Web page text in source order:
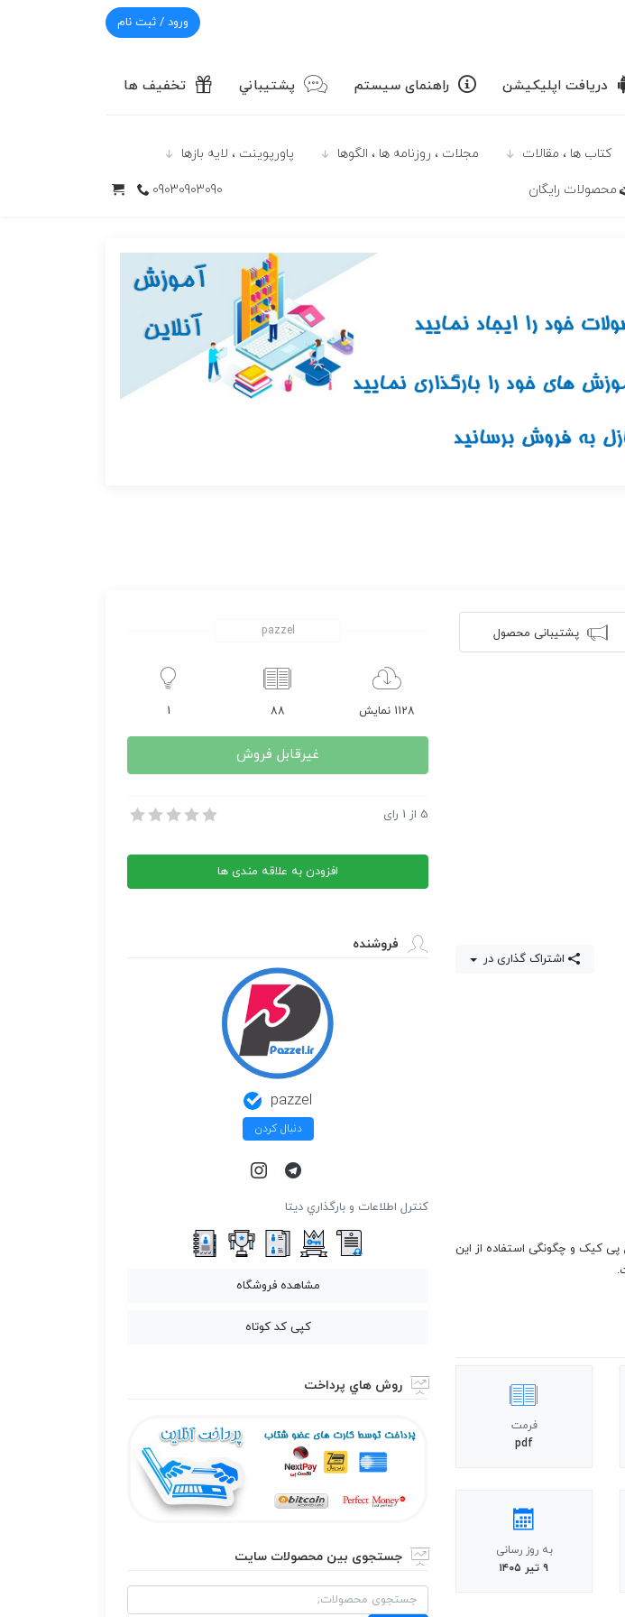
ورود / ثبت نام
دریافت اپلیکیشن راهنمای سیستم پشتيباني تخفیف ها
كتاب ها ، مقالات مجلات ، روزنامه ها ، الگوها پاورپوينت ، لایه بازها
محصولات رايگان 09030903090
پشتیبانی محصول
اشتراک گذاری در
کیک و چگونگی استفاده از این
فرمت
pdf
به روز رسانی
۹ تیر ۱۴۰۵
pazzel
1128 نمایش 88
1
غیرقابل فروش
آموزش برنامه نویسی توسط فریم ورک cakePHP
5 از 1 رای
افزودن به علاقه مندی ها
فروشنده
pazzel
دنبال کردن
كنترل اطلاعات و بارگذاري ديتا
مشاهده فروشگاه
کپی کد کوتاه
روش هاي پرداخت
جستجوی بین محصولات سایت
جستجو